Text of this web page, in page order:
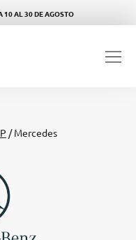
10 AL 30 DE AGOSTO
/ Mercedes